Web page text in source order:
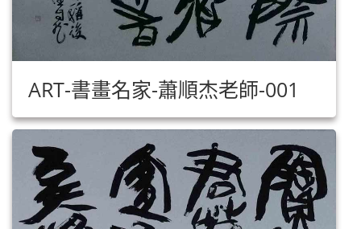
ART-書畫名家-蕭順杰老師-001